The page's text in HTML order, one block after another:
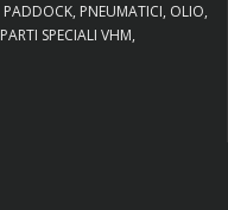
PADDOCK PNEUMATICI OLIO
PARTI SPECIALI VHM